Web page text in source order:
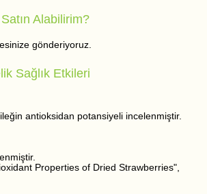
Alabilirim?
gönderiyoruz.
Sağlık Etkileri
antioksidan potansiyeli incelenmiştir.
Properties of Dried Strawberries",